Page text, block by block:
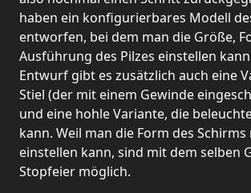
haben ein konfigurierbares Modell
entworfen, bei dem man die Größe,
Ausführung des Pilzes einstellen
Entwurf gibt es zusätzlich auch eine
Stiel (der mit einem Gewinde
und eine hohle Variante, die
kann. Weil man die Form des
einstellen kann, sind mit dem selben
Stopfeier möglich.